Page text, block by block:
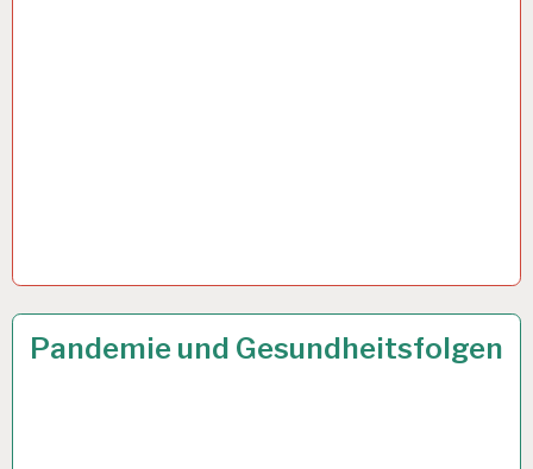
50PLUS…
Pandemie und Gesundheitsfolgen
23 SEP. 2021